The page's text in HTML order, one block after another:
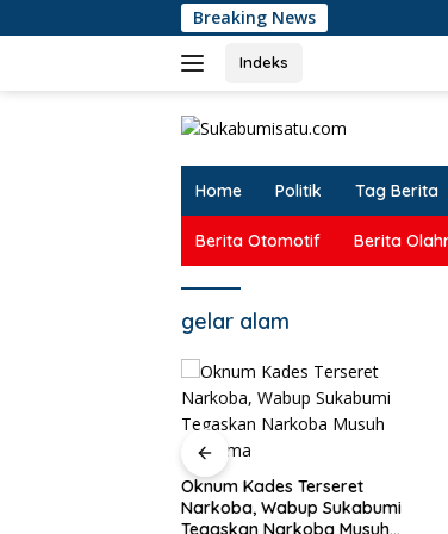
ke
Breaking News
Indeks
Home Politik Tag Berita
Berita Otomotif Berita
gelar alam
Oknum Kades Terseret
Narkoba, Wabup Sukabumi
Tegaskan Narkoba Musuh